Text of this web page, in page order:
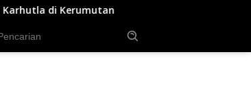
Polsek Sungai Sembilan Ungkap Kasus Dugaan